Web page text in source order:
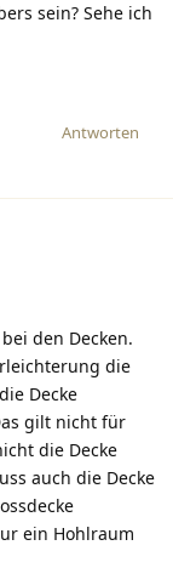
sein? Sehe ich
Antworten
den Decken.
die
Decke
gilt nicht für
die Decke
auch die Decke
ein Hohlraum